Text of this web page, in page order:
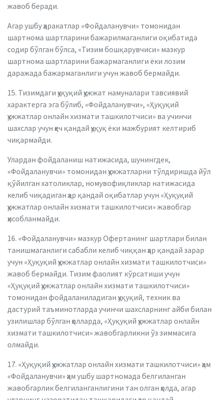
жавоб беради.
Агар ушбу ҳаракатлар «Фойдаланувчи» томонидан
шартнома шартларини бажарилмаганлиги оқибатида
содир бўлган бўлса, «Тизим бошқарувчиси» мазкур
шартнома шартларини бажармаганлиги ёки лозим
даражада бажармаганлиги учун жавоб бермайди.
15. Тизимдаги ҳуқуқий ҳужжат намуналари тавсиявий
характерга эга бўлиб, «Фойдаланувчи», «Ҳуқуқий
ҳужжатлар онлайн хизмати ташкилотчиси» ва учинчи
шахслар учун ҳеч қандай ҳуқуқ ёки мажбурият келтириб
чиқармайди.
Улардан фойдаланиш натижасида, шунингдек,
«Фойдаланувчи» томонидан ҳужжатларни тўлдиришда йўл
қўйилган хатоликлар, номувофиқликлар натижасида
келиб чиқадиган ҳар қандай оқибатлар учун «Ҳуқуқий
ҳужжатлар онлайн хизмати ташкилотчиси» жавобгар
ҳисобланмайди.
16. «Фойдаланувчи» мазкур Офертанинг шартлари билан
танишмаганлиги сабабли келиб чиққан ҳар қандай зарар
учун «Ҳуқуқий ҳужжатлар онлайн хизмати ташкилотчиси»
жавоб бермайди. Тизим фаолият кўрсатиши учун
«Ҳуқуқий ҳужжатлар онлайн хизмати ташкилотчиси»
томонидан фойдаланиладиган ҳуқуқий, техник ва
дастурий таъминотларда учинчи шахсларнинг айби билан
узилишлар бўлган ҳолларда, «Ҳуқуқий ҳужжатлар онлайн
хизмати ташкилотчиси» жавобгарликни ўз зиммасига
олмайди.
17. «Ҳуқуқий ҳужжатлар онлайн хизмати ташкилотчиси» ҳам
«Фойдаланувчи» ҳам ушбу шартномада белгиланган
жавобгарлик белгиланганлигини тан олган ҳолда, агар